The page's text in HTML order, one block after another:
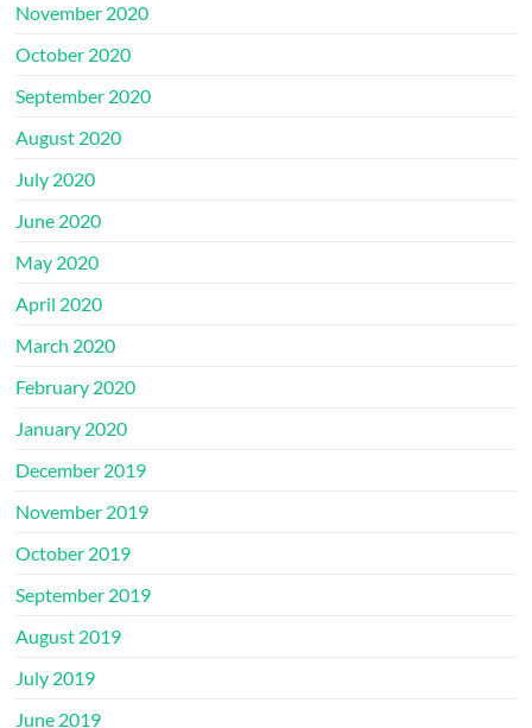
November 2020
October 2020
September 2020
August 2020
July 2020
June 2020
May 2020
April 2020
March 2020
February 2020
January 2020
December 2019
November 2019
October 2019
September 2019
August 2019
July 2019
June 2019